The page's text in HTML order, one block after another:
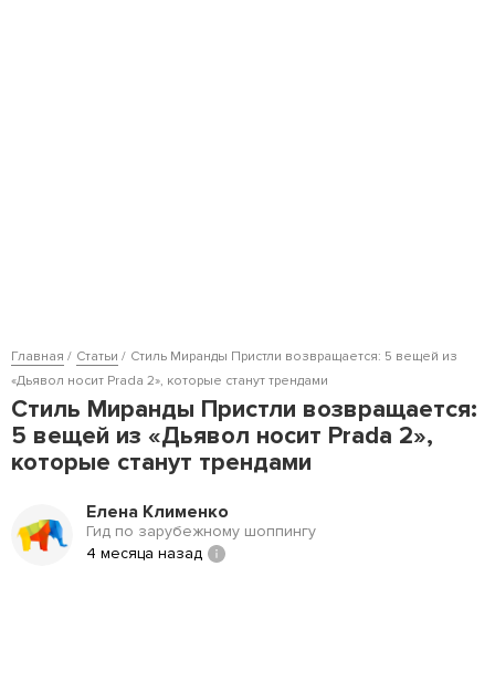
Главная Статьи
Стиль Миранды Пристли возвращается: 5 вещей из
«Дьявол носит Prada 2», которые станут трендами
Стиль Миранды Пристли возвращается:
5 вещей из «Дьявол носит Prada 2»,
которые станут трендами
Елена Клименко
Гид по зарубежному шоппингу
4 месяца назад